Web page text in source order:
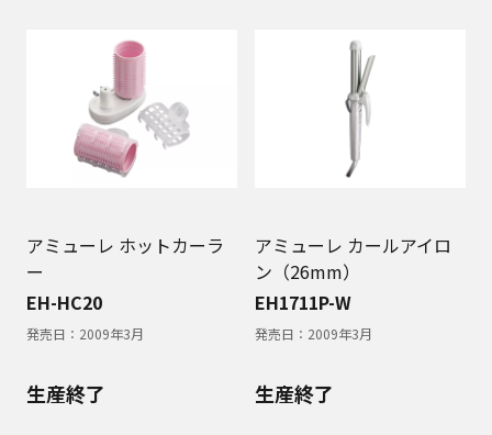
アミューレ ホットカーラ
ー
EH-HC20
発売日： 2009年3月
アミューレ カールアイロ
ン（26mm）
EH1711P-W
発売日： 2009年3月
生産終了 生産終了